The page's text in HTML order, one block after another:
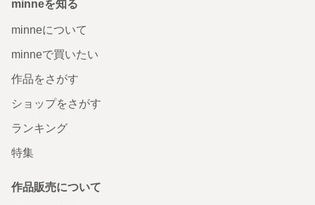
minneを知る
minneについて
minneで買いたい
作品をさがす
ショップをさがす
ランキング
特集
作品販売について